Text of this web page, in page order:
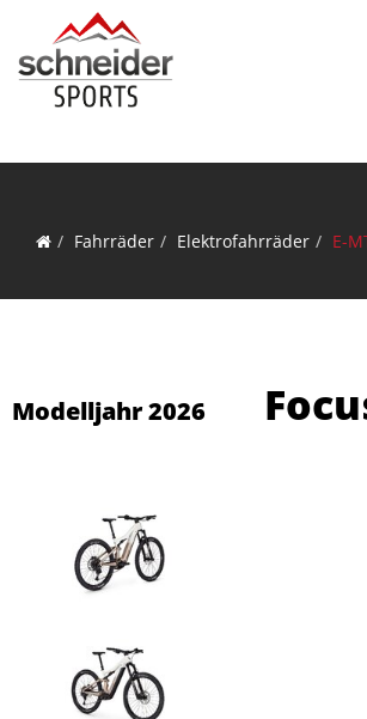
Fahrräder Elektrofahrräder E-
Modelljahr 2026